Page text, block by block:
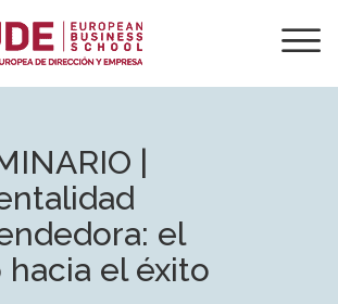
|
el
hacia el éxito